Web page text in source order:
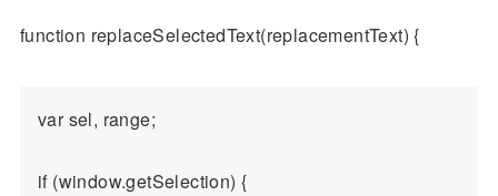
function replaceSelectedText(replacementText) {
var sel, range;
if (window.getSelection) {